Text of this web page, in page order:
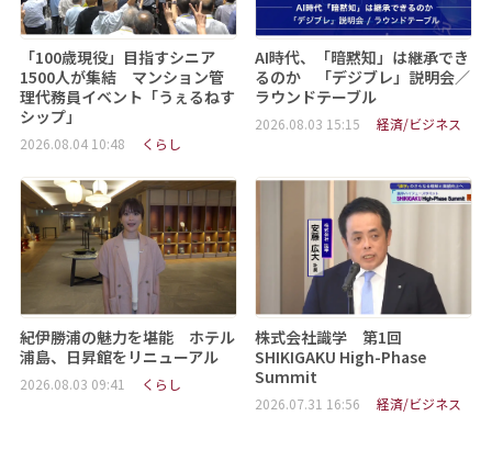
「100歳現役」目指すシニア
1500人が集結 マンション管
理代務員イベント「うぇるねす
シップ」
2026.08.04 10:48 くらし
AI時代、「暗黙知」は継承でき
るのか 「デジブレ」説明会／
ラウンドテーブル
2026.08.03 15:15 経済/ビジネス
紀伊勝浦の魅力を堪能 ホテル
浦島、日昇館をリニューアル
2026.08.03 09:41 くらし
株式会社識学 第1回
SHIKIGAKU High-Phase
Summit
2026.07.31 16:56 経済/ビジネス